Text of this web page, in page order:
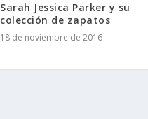
Sarah Jessica Parker y su
colección de zapatos
18 de noviembre de 2016